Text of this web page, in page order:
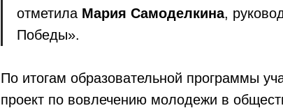
отметила Мария Самоделкина,
Победы».
По итогам образовательной программы
проект по вовлечению молодежи в